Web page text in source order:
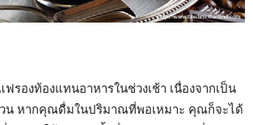
รองท้องแทนอาหารในช่วงเช้า เนื่องจากเป็น
วน หากคุณดื่มในปริมาณที่พอเหมาะ คุณก็จะได้